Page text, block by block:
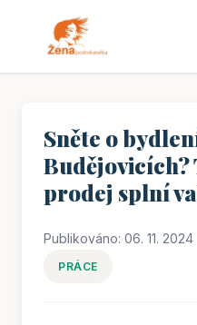
Sněte o
Budějovicích?
prodej splní
Publikováno: 06. 11. 2024
PRÁCE